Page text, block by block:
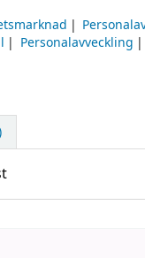
Personalavveckling